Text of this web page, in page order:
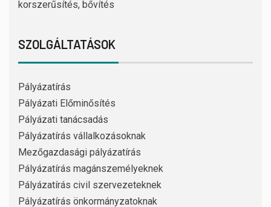
korszerűsítés, bővítés
SZOLGÁLTATÁSOK
Pályázatírás
Pályázati Előminősítés
Pályázati tanácsadás
Pályázatírás vállalkozásoknak
Mezőgazdasági pályázatírás
Pályázatírás magánszemélyeknek
Pályázatírás civil szervezeteknek
Pályázatírás önkormányzatoknak